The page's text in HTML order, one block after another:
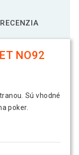
RECENZIA
NO92
Sú vhodné
poker.